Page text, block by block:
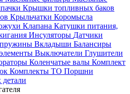
Крышки топливных баков
Крыльчатки Коромысла
Клапана Катушки питания,
Инсуляторы Датчики
Вкладыши Балансиры
Выключатели Глушители
Коленчатые валы Комплект
Комплекты ТО Поршни
детали